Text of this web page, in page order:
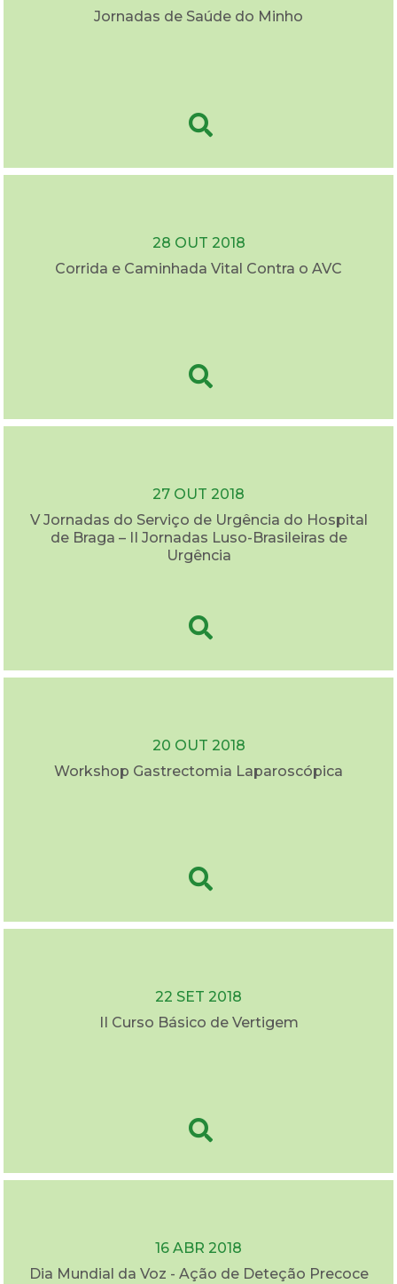
Jornadas de Saúde do Minho
28 OUT 2018
Corrida e Caminhada Vital Contra o AVC
27 OUT 2018
V Jornadas do Serviço de Urgência do Hospital
de Braga – II Jornadas Luso-Brasileiras de
Urgência
20 OUT 2018
Workshop Gastrectomia Laparoscópica
22 SET 2018
II Curso Básico de Vertigem
16 ABR 2018
Dia Mundial da Voz - Ação de Deteção Precoce